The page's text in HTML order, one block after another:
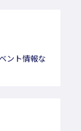
ント情報な